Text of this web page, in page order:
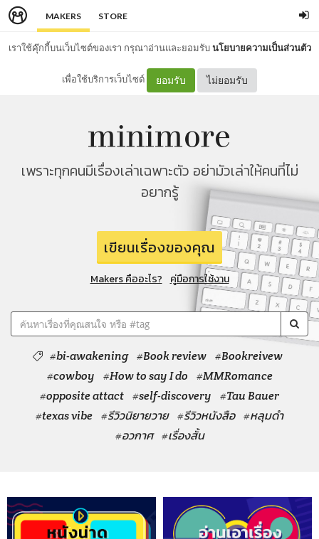
MAKERS STORE
เราใช้คุ๊กกี้บนเว็บไซต์ของเรา กรุณาอ่านและยอมรับนโยบายความเป็นส่วนตัว
เพื่อใช้บริการเว็บไซต์ ยอมรับ ไม่ยอมรับ
เพราะทุกคนมีเรื่องเล่าเฉพาะตัว อย่ามัวเล่าให้คนที่ไม่
อยากรู้
เขียนเรื่องของคุณ
Makers คืออะไร? คู่มือการใช้งาน
#bi-awakening #Book review #Bookreivew
#cowboy
#How to say I do
#MMRomance
#opposite attact #self-discovery
#Tau Bauer
#texas vibe #รีวิวนิยายวาย #รีวิวหนังสือ #หลุมดำ
#อวกาศ #เรื่องสั้น